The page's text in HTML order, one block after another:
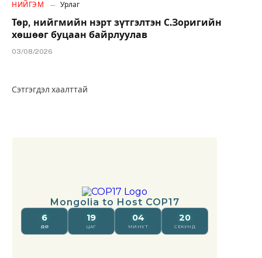
НИЙГЭМ Урлаг
Төр, нийгмийн нэрт зүтгэлтэн С.Зоригийн
хөшөөг буцаан байрлуулав
03/08/2026
Сэтгэгдэл хаалттай